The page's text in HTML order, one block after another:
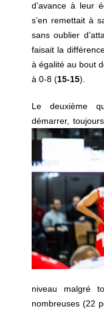
d’avance à leur
s’en remettait à
sans oublier
faisait la
à égalité au bout
à 0-8 (15-15).
Le deuxième
démarrer,
niveau malgré
nombreuses (22